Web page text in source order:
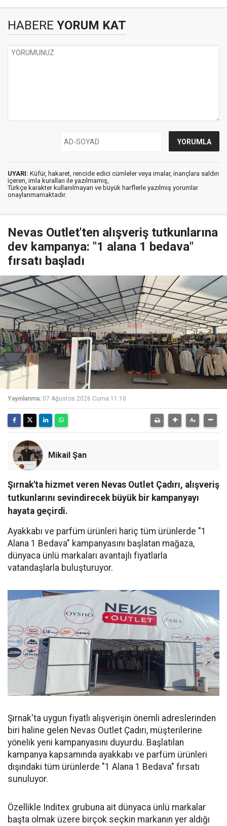
HABERE YORUM KAT
UYARI: Küfür, hakaret, rencide edici cümleler veya imalar, inançlara saldırı
içeren, imla kuralları ile yazılmamış,
Türkçe karakter kullanılmayan ve büyük harflerle yazılmış yorumlar
onaylanmamaktadır.
Nevas Outlet'ten alışveriş tutkunlarına
dev kampanya: "1 alana 1 bedava"
fırsatı başladı
Yayınlanma: 07 Ağustos 2026 Cuma 11:10
Mikail Şan
Şırnak'ta hizmet veren Nevas Outlet Çadırı, alışveriş
tutkunlarını sevindirecek büyük bir kampanyayı
hayata geçirdi.
Ayakkabı ve parfüm ürünleri hariç tüm ürünlerde "1
Alana 1 Bedava" kampanyasını başlatan mağaza,
dünyaca ünlü markaları avantajlı fiyatlarla
vatandaşlarla buluşturuyor.
Şırnak'ta uygun fiyatlı alışverişin önemli adreslerinden
biri haline gelen Nevas Outlet Çadırı, müşterilerine
yönelik yeni kampanyasını duyurdu. Başlatılan
kampanya kapsamında ayakkabı ve parfüm ürünleri
dışındaki tüm ürünlerde "1 Alana 1 Bedava" fırsatı
sunuluyor.
Özellikle Inditex grubuna ait dünyaca ünlü markalar
başta olmak üzere birçok seçkin markanın yer aldığı